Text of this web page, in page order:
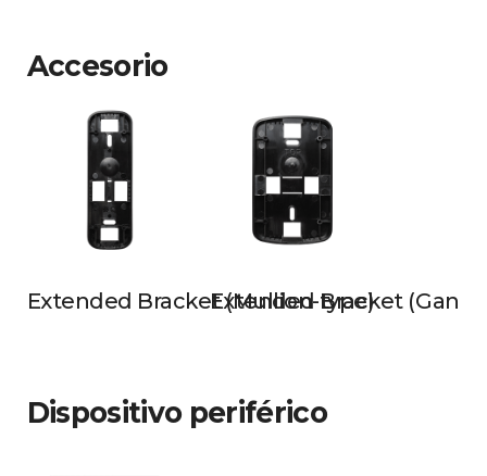
Accesorio
Extended Bracket (Mullion-type)
Extended Bracket
Dispositivo periférico